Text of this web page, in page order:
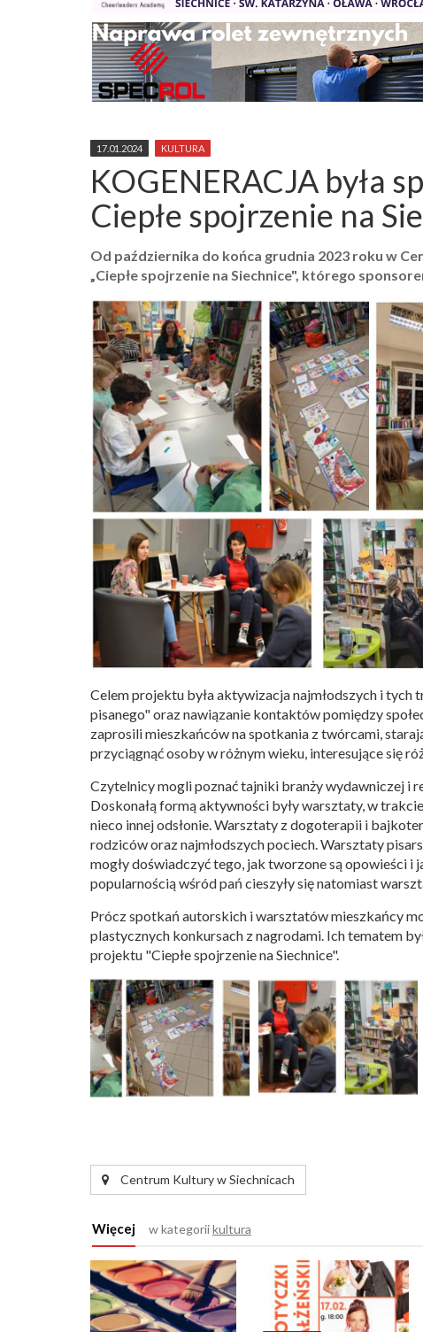
17.01.2024 KULTURA
KOGENERACJA była
Ciepłe spojrzenie na
Od października do końca grudnia 2023 roku w
„Ciepłe spojrzenie na Siechnice", którego
Celem projektu była aktywizacja najmłodszych i tych
pisanego" oraz nawiązanie kontaktów pomiędzy
zaprosili mieszkańców na spotkania z twórcami,
przyciągnąć osoby w różnym wieku, interesujące się
Czytelnicy mogli poznać tajniki branży wydawniczej i
Doskonałą formą aktywności były warsztaty, w
nieco innej odsłonie. Warsztaty z dogoterapii i
rodziców oraz najmłodszych pociech. Warsztaty
mogły doświadczyć tego, jak tworzone są opowieści
popularnością wśród pań cieszyły się natomiast
Prócz spotkań autorskich i warsztatów mieszkańcy
plastycznych konkursach z nagrodami. Ich tematem
projektu "Ciepłe spojrzenie na Siechnice".
Centrum Kultury w Siechnicach
Więcej w kategoriikultura